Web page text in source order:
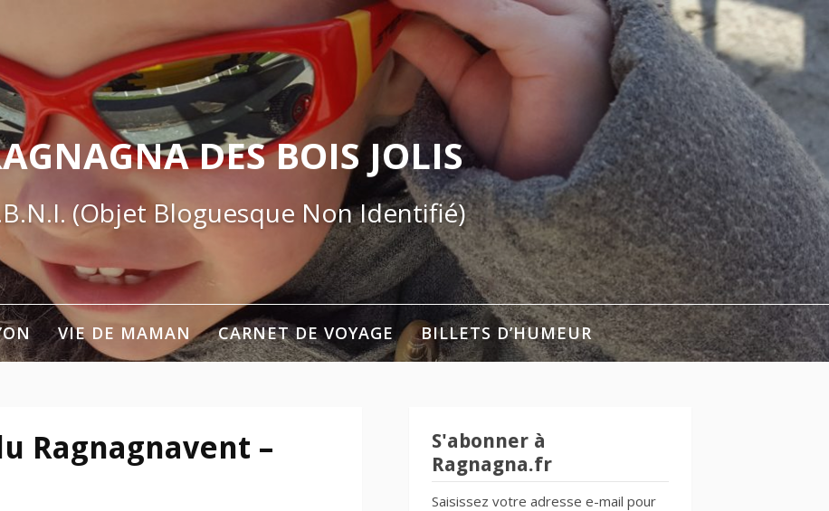
DES BOIS JOLIS
(Objet Bloguesque Non Identifié)
VIE DE MAMAN CARNET DE VOYAGE BILLETS D’HUMEUR
Ragnagnavent –
S'abonner à
Ragnagna.fr
Saisissez votre adresse e-mail pour